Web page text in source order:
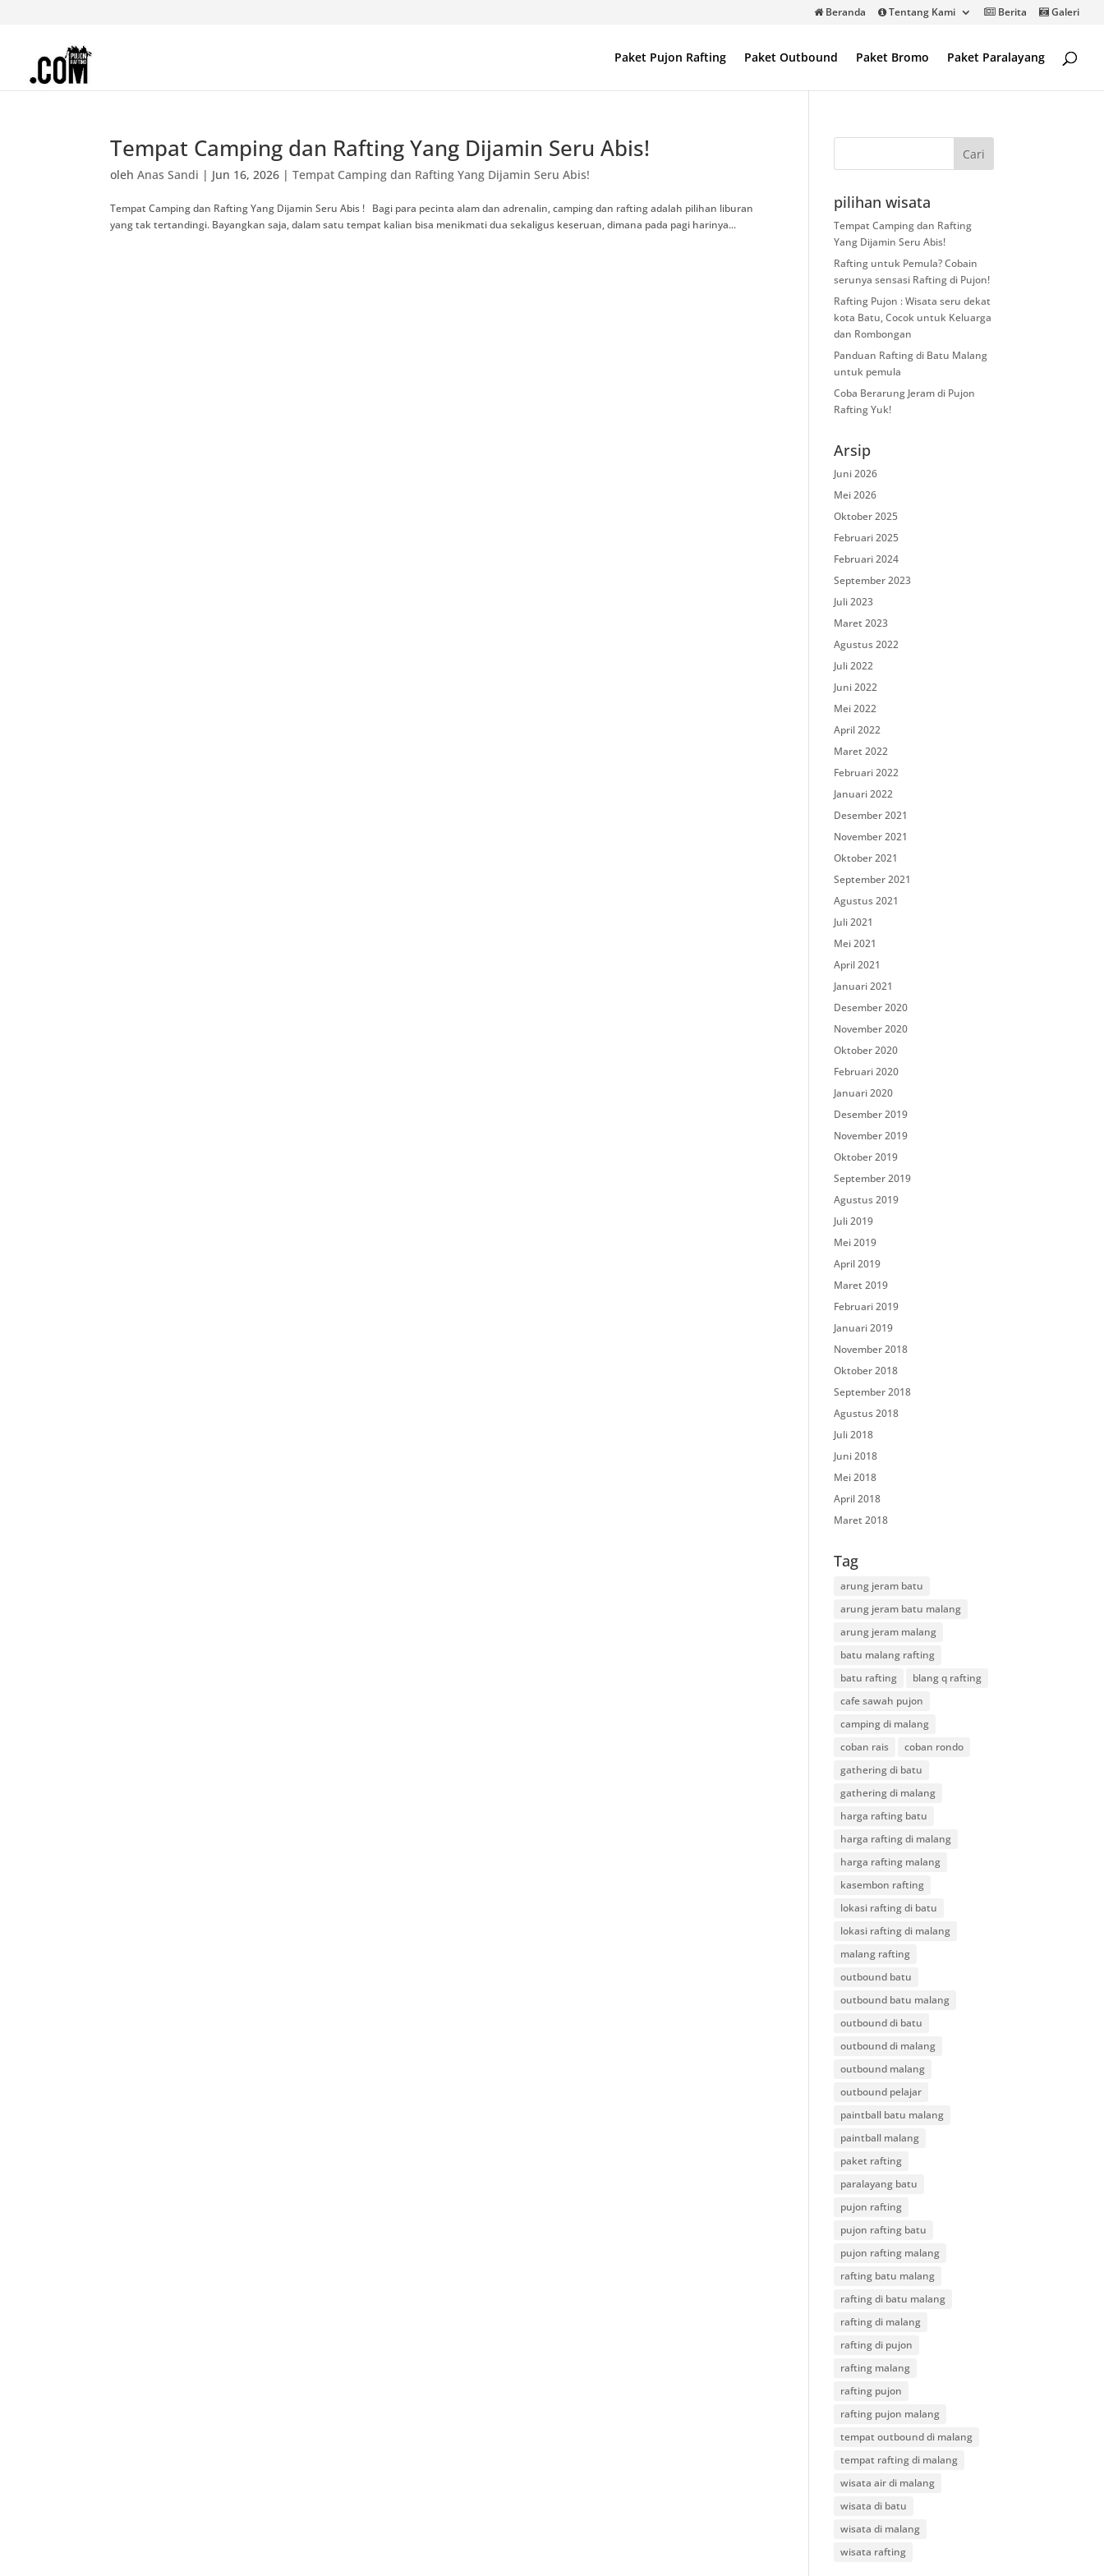
Beranda Tentang Kami Berita Galeri
Paket Pujon Rafting Paket Outbound Paket Bromo Paket Paralayang
Tempat Camping dan Rafting Yang Dijamin Seru Abis!
olehAnas Sandi | Jun 16, 2026 |Tempat Camping dan Rafting Yang Dijamin Seru Abis!
Tempat Camping dan Rafting Yang Dijamin Seru Abis ! Bagi para pecinta alam dan adrenalin, camping dan rafting adalah pilihan liburan
yang tak tertandingi. Bayangkan saja, dalam satu tempat kalian bisa menikmati dua sekaligus keseruan, dimana pada pagi harinya...
pilihan wisata
Tempat Camping dan Rafting
Yang Dijamin Seru Abis!
Rafting untuk Pemula? Cobain
serunya sensasi Rafting di Pujon!
Rafting Pujon : Wisata seru dekat
kota Batu, Cocok untuk Keluarga
dan Rombongan
Panduan Rafting di Batu Malang
untuk pemula
Coba Berarung Jeram di Pujon
Rafting Yuk!
Arsip
Juni 2026
Mei 2026
Oktober 2025
Februari 2025
Februari 2024
September 2023
Juli 2023
Maret 2023
Agustus 2022
Juli 2022
Juni 2022
Mei 2022
April 2022
Maret 2022
Februari 2022
Januari 2022
Desember 2021
November 2021
Oktober 2021
September 2021
Agustus 2021
Juli 2021
Mei 2021
April 2021
Januari 2021
Desember 2020
November 2020
Oktober 2020
Februari 2020
Januari 2020
Desember 2019
November 2019
Oktober 2019
September 2019
Agustus 2019
Juli 2019
Mei 2019
April 2019
Maret 2019
Februari 2019
Januari 2019
November 2018
Oktober 2018
September 2018
Agustus 2018
Juli 2018
Juni 2018
Mei 2018
April 2018
Maret 2018
Tag
arung jeram batu
arung jeram batu malang
arung jeram malang
batu malang rafting
batu rafting
blang q rafting
cafe sawah pujon
camping di malang
coban rais
coban rondo
gathering di batu
gathering di malang
harga rafting batu
harga rafting di malang
harga rafting malang
kasembon rafting
lokasi rafting di batu
lokasi rafting di malang
malang rafting
outbound batu
outbound batu malang
outbound di batu
outbound di malang
outbound malang
outbound pelajar
paintball batu malang
paintball malang
paket rafting
paralayang batu
pujon rafting
pujon rafting batu
pujon rafting malang
rafting batu malang
rafting di batu malang
rafting di malang
rafting di pujon
rafting malang
rafting pujon
rafting pujon malang
tempat outbound di malang
tempat rafting di malang
wisata air di malang
wisata di batu
wisata di malang
wisata rafting